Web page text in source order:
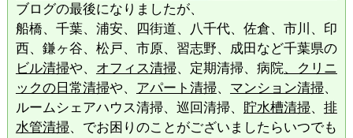
ブログの最後になりましたが、
船橋、千葉、浦安、四街道、八千代、佐倉、市川、印
西、鎌ヶ谷、松戸、市原、習志野、成田など千葉県の
ビル清掃や、 オフィス清掃、定期清掃、病院、クリニ
ックの日常清掃や、 アパート清掃、 マンション清掃、
ルームシェアハウス清掃、巡回清掃、 貯水槽清掃、 排
水管清掃、でお困りのことがございましたらいつでも